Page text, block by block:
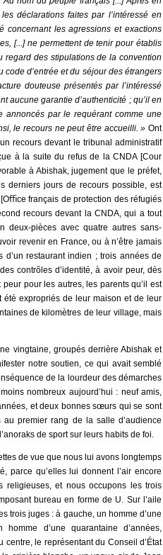
déclarations faites par l’intéressé en
concernant les agressions et exactions
[...] ne permettent de tenir pour établis
des stipulations de la convention
d’entrée et du séjour des étrangers
douteuse présentés par l’intéressé
aucune garantie d’authenticité ; qu’il en
annoncés par le requérant comme une
le recours ne peut être accueilli. » Ont
recours devant le tribunal administratif
à la suite du refus de la CNDA [Cour
à Abishak, jugement que le préfet,
derniers jours de recours possible, est
français de protection des réfugiés
recours devant la CNDA, qui a tout
deux-pièces avec quatre autres sans-
revenir en France, ou à n’être jamais
restaurant indien ; trois années de
contrôles d’identité, à avoir peur, dès
pour les autres, les parents qu’il est
expropriés de leur maison et de leur
de kilomètres de leur village, mais
vingtaine, groupés derrière Abishak et
notre soutien, ce qui avait semblé
de la lourdeur des démarches
nombreux aujourd’hui : neuf amis,
et deux bonnes sœurs qui se sont
au premier rang de la salle d’audience
de sport sur leurs habits de foi.
de vue que nous lui avons longtemps
parce qu’elles lui donnent l’air encore
et nous occupons les trois
bureau en forme de U. Sur l’aile
trois juges : à gauche, un homme d’une
d’une quarantaine d’années,
centre, le représentant du Conseil d’État